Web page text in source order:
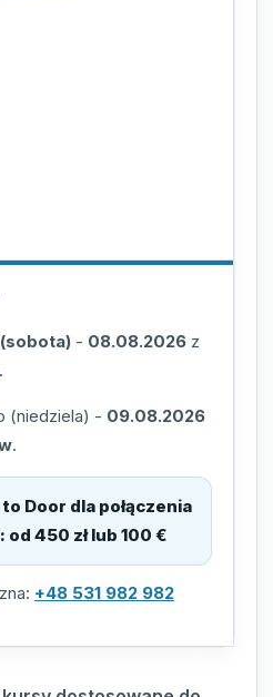
- 08.08.2026 z
.
(niedziela) - 09.08.2026
.
Door dla połączenia
: od 450 zł lub 100 €
+48 531 982 982